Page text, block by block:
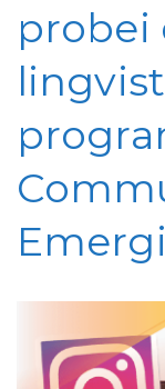
probei